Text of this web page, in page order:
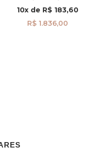
10xde R$ 183,60
R$ 1.836,00